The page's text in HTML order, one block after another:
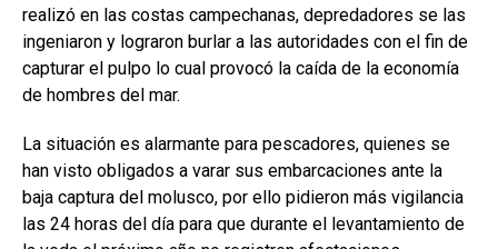
realizó en las costas campechanas, depredadores se las
ingeniaron y lograron burlar a las autoridades con el fin de
capturar el pulpo lo cual provocó la caída de la economía
de hombres del mar.
La situación es alarmante para pescadores, quienes se
han visto obligados a varar sus embarcaciones ante la
baja captura del molusco, por ello pidieron más vigilancia
las 24 horas del día para que durante el levantamiento de